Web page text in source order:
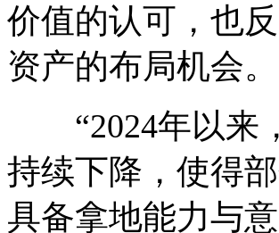
价值的认可，也
资产的布局机会。
“2024年以来
持续下降，使得
具备拿地能力与